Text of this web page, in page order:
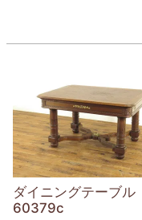
ダイニングテーブル
60379c